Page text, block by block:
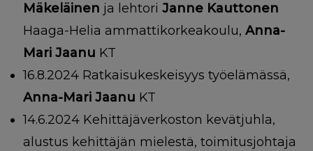
Mäkeläinen ja lehtori Janne Kauttonen
Haaga-Helia ammattikorkeakoulu, Anna-
Mari Jaanu KT
16.8.2024 Ratkaisukeskeisyys työelämässä,
Anna-Mari Jaanu KT
14.6.2024 Kehittäjäverkoston kevätjuhla,
alustus kehittäjän mielestä, toimitusjohtaja